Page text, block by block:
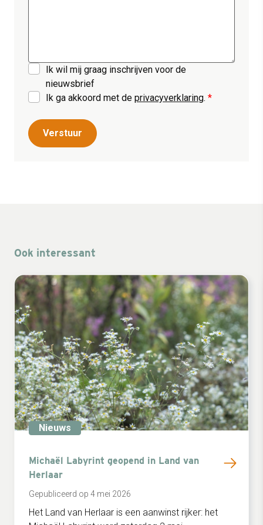
Ik wil mij graag inschrijven voor de
nieuwsbrief
Ik ga akkoord met de privacyverklaring.
Ook interessant
Nieuws
Michaël Labyrint geopend in Land van
Herlaar
Gepubliceerd op 4 mei 2026
Het Land van Herlaar is een aanwinst rijker: het